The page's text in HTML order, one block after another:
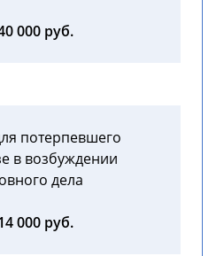
000 руб.
потерпевшего
в возбуждении
дела
000 руб.